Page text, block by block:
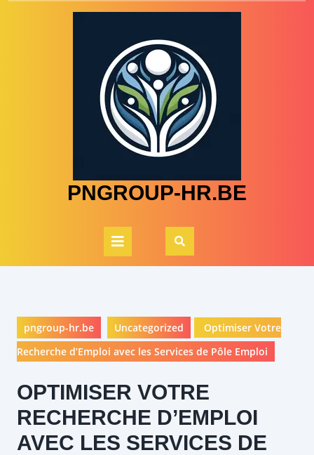
PNGROUP-HR.BE
Open
Button
pngroup-hr.be Uncategorized
Optimiser Votre
Recherche d’Emploi avec les Services de Pôle Emploi
OPTIMISER VOTRE
RECHERCHE D’EMPLOI
AVEC LES SERVICES DE